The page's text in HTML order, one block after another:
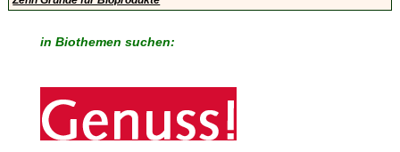
in Biothemen suchen: